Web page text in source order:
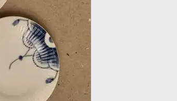
STOF, METAL + ANDET JULEPYNT.